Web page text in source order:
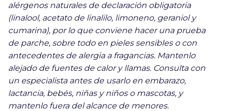
alérgenos naturales de declaración obligatoria
(linalool, acetato de linalilo, limoneno, geraniol y
cumarina), por lo que conviene hacer una prueba
de parche, sobre todo en pieles sensibles o con
antecedentes de alergia a fragancias. Mantenlo
alejado de fuentes de calor y llamas. Consulta con
un especialista antes de usarlo en embarazo,
lactancia, bebés, niñas y niños o mascotas, y
mantenlo fuera del alcance de menores.